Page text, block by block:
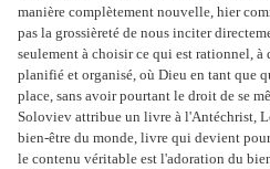
manière complètement nouvelle, hier
pas la grossièreté de nous inciter
seulement à choisir ce qui est rationnel,
planifié et organisé, où Dieu en tant que
place, sans avoir pourtant le droit de se
Soloviev attribue un livre à l'Antéchrist,
bien-être du monde, livre qui devient
le contenu véritable est l'adoration du